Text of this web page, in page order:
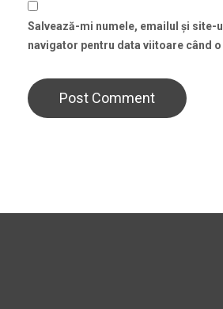
Salvează-mi numele, emailul și site-
navigator pentru data viitoare când